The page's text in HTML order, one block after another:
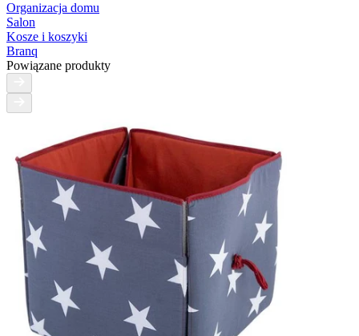
Organizacja domu
Salon
Kosze i koszyki
Branq
Powiązane produkty